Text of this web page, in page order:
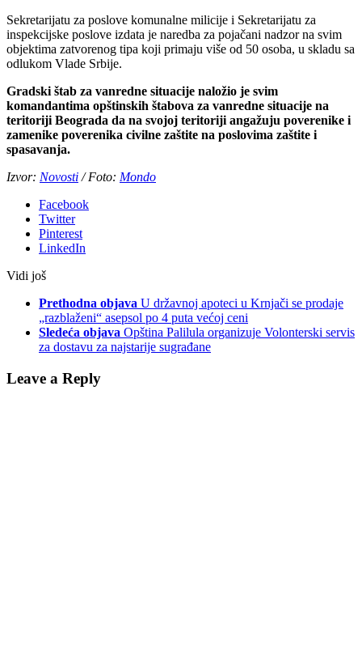
Sekretarijatu za poslove komunalne milicije i Sekretarijatu za
inspekcijske poslove izdata je naredba za pojačani nadzor na svim
objektima zatvorenog tipa koji primaju više od 50 osoba, u skladu sa
odlukom Vlade Srbije.
Gradski štab za vanredne situacije naložio je svim
komandantima opštinskih štabova za vanredne situacije na
teritoriji Beograda da na svojoj teritoriji angažuju poverenike i
zamenike poverenika civilne zaštite na poslovima zaštite i
spasavanja.
Izvor: Novosti / Foto: Mondo
Facebook
Twitter
Pinterest
LinkedIn
Vidi još
Prethodna objava U državnoj apoteci u Krnjači se prodaje
„razblaženi“ asepsol po 4 puta većoj ceni
Sledeća objava Opština Palilula organizuje Volonterski servis
za dostavu za najstarije sugrađane
Leave a Reply